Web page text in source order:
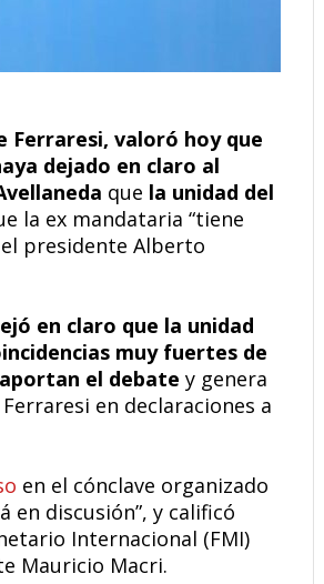
Ferraresi, valoró hoy que
dejado en claro al
que la unidad del
la ex mandataria “tiene
presidente Alberto
en claro que la unidad
muy fuertes de
el debate y genera
en declaraciones a
en el cónclave organizado
en discusión”, y calificó
Internacional (FMI)
Mauricio Macri.